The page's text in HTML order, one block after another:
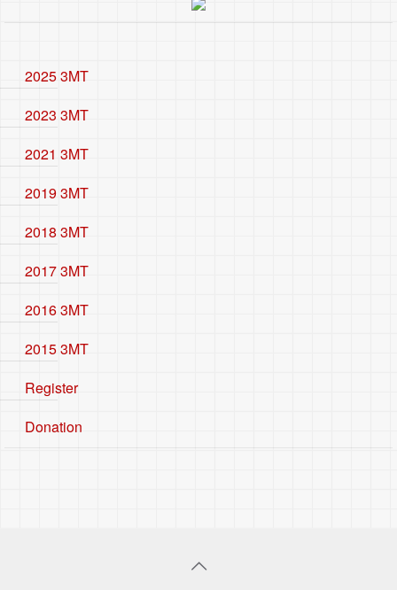
2025 3MT
2023 3MT
2021 3MT
2019 3MT
2018 3MT
2017 3MT
2016 3MT
2015 3MT
Register
Donation